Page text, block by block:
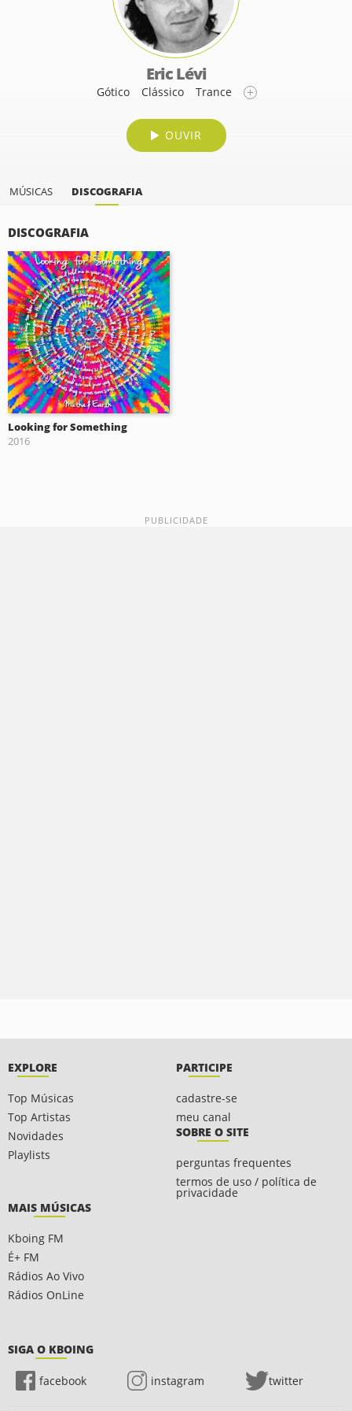
Eric Lévi
Gótico Clássico Trance
OUVIR
MÚSICAS DISCOGRAFIA
DISCOGRAFIA
Looking for Something
2016
EXPLORE
Top Músicas
Top Artistas
Novidades
Playlists
PARTICIPE
cadastre-se
meu canal
SOBRE O SITE
perguntas frequentes
termos de uso / política de
privacidade
MAIS MÚSICAS
Kboing FM
É+ FM
Rádios Ao Vivo
Rádios OnLine
SIGA O KBOING
facebook instagram twitter